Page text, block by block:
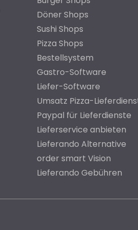
Döner Shops
Sushi Shops
Pizza Shops
Bestellsystem
Gastro-Software
Liefer-Software
Umsatz Pizza-
Paypal für Lieferdienste
Lieferservice anbieten
Lieferando Alternative
order smart Vision
Lieferando Gebühren